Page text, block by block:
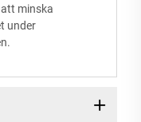
minska
under